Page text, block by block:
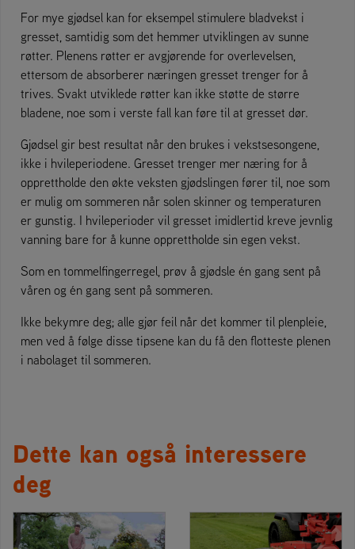
For mye gjødsel kan for eksempel stimulere bladvekst i
gresset, samtidig som det hemmer utviklingen av sunne
røtter. Plenens røtter er avgjørende for overlevelsen,
ettersom de absorberer næringen gresset trenger for å
trives. Svakt utviklede røtter kan ikke støtte de større
bladene, noe som i verste fall kan føre til at gresset dør.
Gjødsel gir best resultat når den brukes i vekstsesongene,
ikke i hvileperiodene. Gresset trenger mer næring for å
opprettholde den økte veksten gjødslingen fører til, noe som
er mulig om sommeren når solen skinner og temperaturen
er gunstig. I hvileperioder vil gresset imidlertid kreve jevnlig
vanning bare for å kunne opprettholde sin egen vekst.
Som en tommelfingerregel, prøv å gjødsle én gang sent på
våren og én gang sent på sommeren.
Ikke bekymre deg; alle gjør feil når det kommer til plenpleie,
men ved å følge disse tipsene kan du få den flotteste plenen
i nabolaget til sommeren.
Dette kan også interessere
deg